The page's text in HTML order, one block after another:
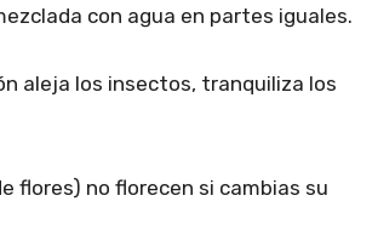
con agua en partes iguales.
aleja los insectos, tranquiliza los
flores) no florecen si cambias su